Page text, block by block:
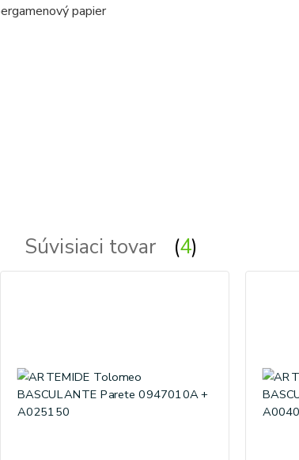
papier
Súvisiaci tovar 4